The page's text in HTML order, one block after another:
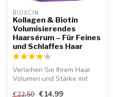
BIOXCIN
Kollagen & Biotin
Volumisierendes
Haarsérum – Für Feines
und Schlaffes Haar
Verleihen Sie Ihrem Haar
Volumen und Stärke mit
€22,50 €14,99